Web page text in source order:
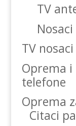
TV
TV nosaci
Oprema
telefone
Oprema
Citaci